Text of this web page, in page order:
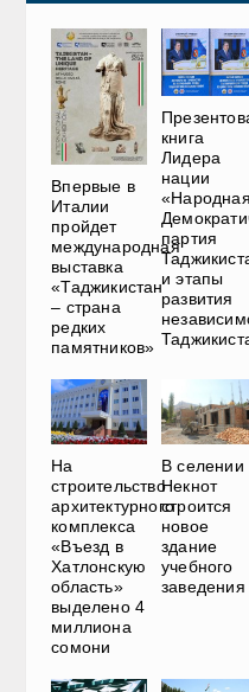
Впервые в
Италии
пройдет
международная
выставка
«Таджикистан
– страна
редких
памятников»
книга
Лидера
нации
«Народная
партия
и этапы
развития
На
строительство
архитектурного
комплекса
«Въезд в
Хатлонскую
область»
выделено 4
миллиона
сомони
В селении
Некнот
строится
новое
здание
учебного
заведения